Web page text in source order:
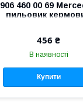
906 460 00 69
пильовик
456 ₴
В наявності
Купити